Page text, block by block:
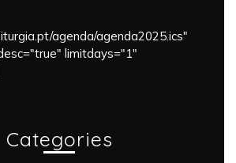
agenda/agenda2025.ics"
limitdays="1"
Categories